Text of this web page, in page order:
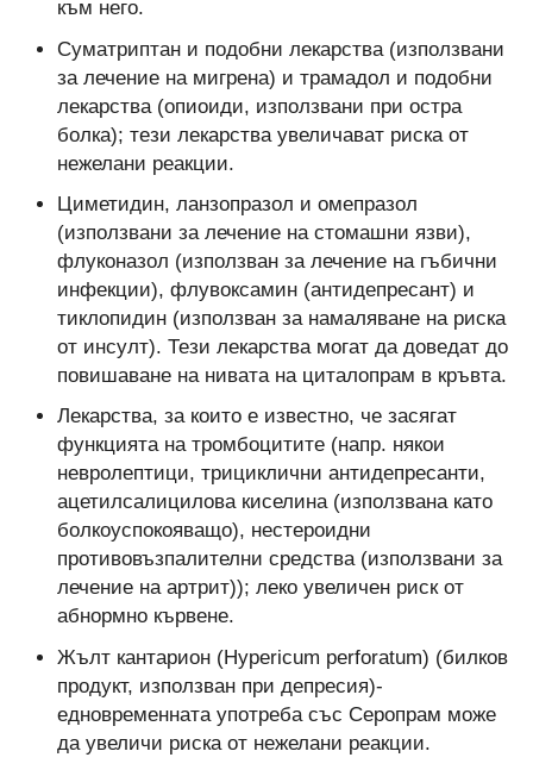
към него.
Суматриптан и подобни лекарства (използвани
за лечение на мигрена) и трамадол и подобни
лекарства (опиоиди, използвани при остра
болка); тези лекарства увеличават риска от
нежелани реакции.
Циметидин, ланзопразол и омепразол
(използвани за лечение на стомашни язви),
флуконазол (използван за лечение на гъбични
инфекции), флувоксамин (антидепресант) и
тиклопидин (използван за намаляване на риска
от инсулт). Тези лекарства могат да доведат до
повишаване на нивата на циталопрам в кръвта.
Лекарства, за които е известно, че засягат
функцията на тромбоцитите (напр. някои
невролептици, трициклични антидепресанти,
ацетилсалицилова киселина (използвана като
болкоуспокояващо), нестероидни
противовъзпалителни средства (използвани за
лечение на артрит)); леко увеличен риск от
абнормно кървене.
Жълт кантарион (Hypericum perforatum) (билков
продукт, използван при депресия)-
едновременната употреба със Серопрам може
да увеличи риска от нежелани реакции.